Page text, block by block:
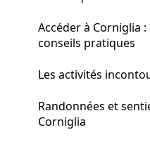
Accéder à Corniglia
conseils pratiques
Les activités
Randonnées et
Corniglia